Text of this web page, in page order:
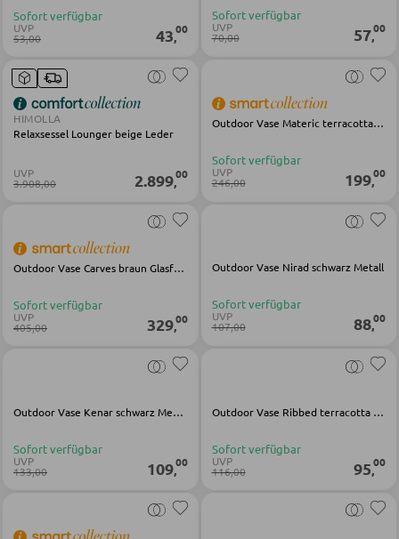
SESSEL
Relaxsessel
Ohrensessel
Fernsehsessel
Sitzhocker
Barhocker
Poufs
Boxspringbetten
Polsterbetten
Sofort verfügbar
UVP
53,00 43,00
Sofort verfügbar
UVP
70,00 57,00
HIMOLLA
Relaxsessel Lounger beige Leder
UVP
3.908,00 2.899,00
Outdoor Vase Materic terracotta Glasfaser
Sofort verfügbar
UVP
246,00 199,00
Outdoor Vase Carves braun Glasfaser
Sofort verfügbar
UVP
405,00 329,00
Outdoor Vase Nirad schwarz Metall
Sofort verfügbar
UVP
107,00 88,00
Outdoor Vase Kenar schwarz Metall
Sofort verfügbar
UVP
133,00 109,00
Outdoor Vase Ribbed terracotta Glasfaser
Sofort verfügbar
UVP
116,00 95,00